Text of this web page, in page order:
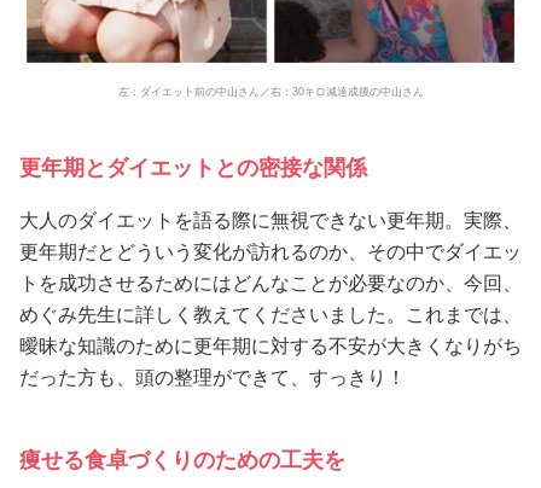
左：ダイエット前の中山さん／右：30キロ減達成後の中山さん
更年期とダイエットとの密接な関係
大人のダイエットを語る際に無視できない更年期。実際、
更年期だとどういう変化が訪れるのか、その中でダイエッ
トを成功させるためにはどんなことが必要なのか、今回、
めぐみ先生に詳しく教えてくださいました。これまでは、
曖昧な知識のために更年期に対する不安が大きくなりがち
だった方も、頭の整理ができて、すっきり！
痩せる食卓づくりのための工夫を